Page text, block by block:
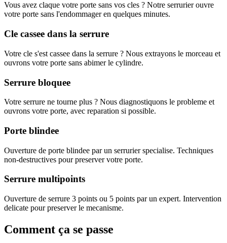
Vous avez claque votre porte sans vos cles ? Notre serrurier ouvre
votre porte sans l'endommager en quelques minutes.
Cle cassee dans la serrure
Votre cle s'est cassee dans la serrure ? Nous extrayons le morceau et
ouvrons votre porte sans abimer le cylindre.
Serrure bloquee
Votre serrure ne tourne plus ? Nous diagnostiquons le probleme et
ouvrons votre porte, avec reparation si possible.
Porte blindee
Ouverture de porte blindee par un serrurier specialise. Techniques
non-destructives pour preserver votre porte.
Serrure multipoints
Ouverture de serrure 3 points ou 5 points par un expert. Intervention
delicate pour preserver le mecanisme.
Comment ça se passe